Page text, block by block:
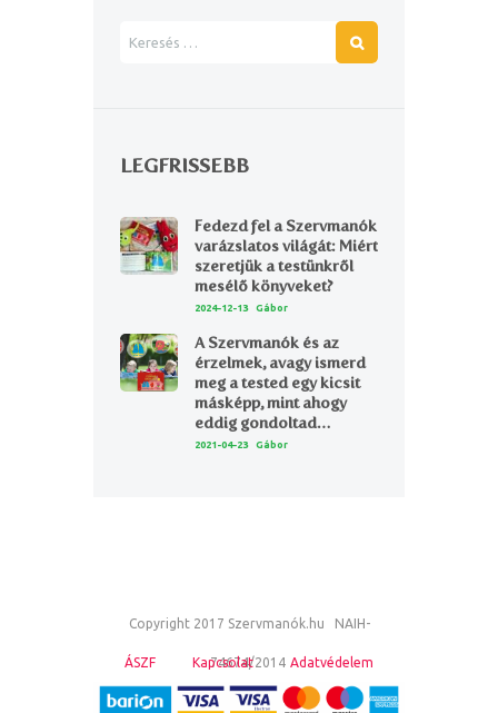
LEGFRISSEBB
Fedezd fel a Szervmanók
varázslatos világát: Miért
szeretjük a testünkről
mesélő könyveket?
2024-12-13 Gábor
A Szervmanók és az
érzelmek, avagy ismerd
meg a tested egy kicsit
másképp, mint ahogy
eddig gondoltad…
2021-04-23 Gábor
Copyright 2017 Szervmanók.hu NAIH-
74674/2014
ÁSZF Kapcsolat Adatvédelem